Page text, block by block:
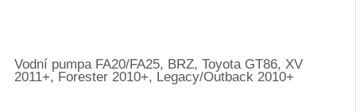
Vodní pumpa FA20/FA25, BRZ, Toyota GT86, XV
2011+, Forester 2010+, Legacy/Outback 2010+